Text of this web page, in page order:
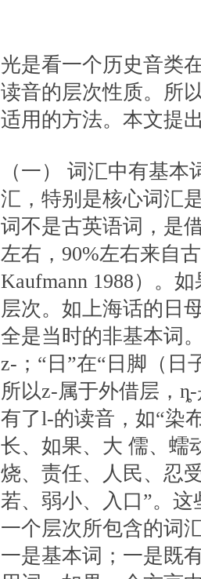
光是看一个历史音类
读音的层次性质。所
适用的方法。本文提
（一） 词汇中有基
汇，特别是核心词汇
词不是古英语词，是
左右，90%左右来自古
Kaufmann 1988）。
层次。如上海话的日
全是当时的非基本词
z-；“日”在“日脚（日
所以z-属于外借层，
有了l-的读音，如“染
长、如果、大 儒、蠕
烧、责任、人民、忍
若、弱小、入口”。
一个层次所包含的词
一是基本词；一是既